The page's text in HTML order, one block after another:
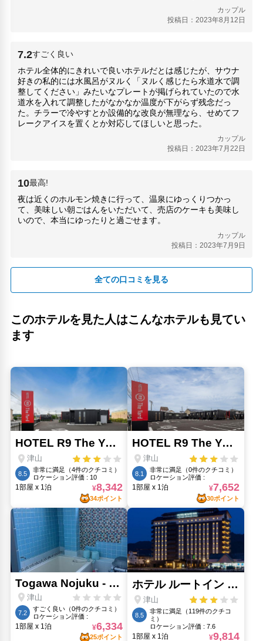
カップル
投稿日：2023年8月12日
7.2すごく良い
ホテル全体的にきれいで良いホテルだとは感じたが、サウナ
好きの私的には水風呂がヌルく「ヌルく感じたら水道水で調
整してください」みたいなプレートが掲げられていたので水
道水を入れて調整したがなかなか温度が下がらず残念だっ
た。チラーで冷やすとか設備的な改良が無理なら、せめてフ
レークアイスを置くとか対応してほしいと思った。
カップル
投稿日：2023年7月22日
10最高!
夜は近くのホルモン焼きに行って、温泉にゆっくりつかっ
て、美味しい朝ごはんをいただいて、売店のケーキも美味し
いので、本当にゆったりと過ごせます。
カップル
投稿日：2023年7月9日
全ての口コミを見る
このホテルを見た人はこんなホテルも見てい
ます